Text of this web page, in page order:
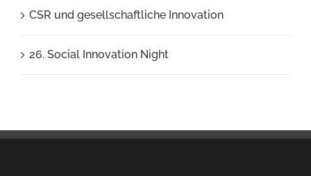
CSR und gesellschaftliche Innovation
26. Social Innovation Night